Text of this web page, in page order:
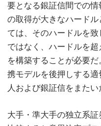
要となる銀証信間での
の取得が大きなハード
ては、そのハードルを
ではなく、ハードルを
を構築することが必要
携モデルを後押しする
人および銀証信をまたい
大手・準大手の独立系